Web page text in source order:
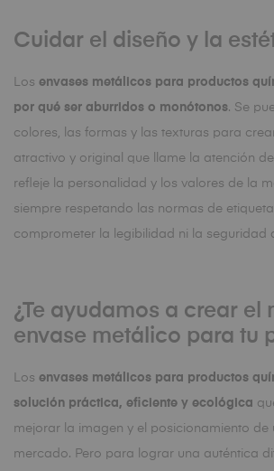
Cuidar el diseño y la
Los envases metálicos para productos
por qué ser aburridos o monótonos. Se
colores, las formas y las texturas para
atractivo y original que llame la atención
refleje la personalidad y los valores de la
siempre respetando las normas de
comprometer la legibilidad ni la seguridad
¿Te ayudamos a crear el
envase metálico para tu
Los envases metálicos para productos
solución práctica, eficiente y ecológica
mejorar la imagen y el posicionamiento de
mercado. Pero para lograr una auténtica